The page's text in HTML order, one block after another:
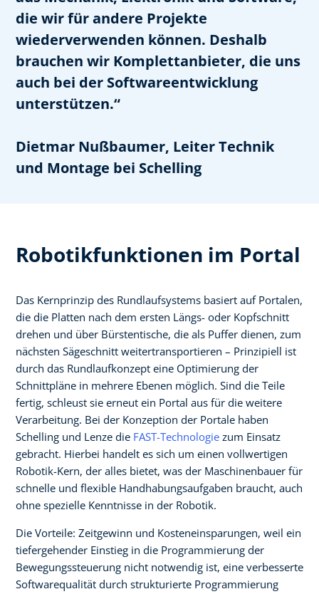
die wir für andere Projekte
wiederverwenden können. Deshalb
brauchen wir Komplettanbieter, die uns
auch bei der Softwareentwicklung
unterstützen.“
Dietmar Nußbaumer, Leiter Technik
und Montage bei Schelling
Robotikfunktionen im Portal
Das Kernprinzip des Rundlaufsystems basiert auf Portalen,
die die Platten nach dem ersten Längs- oder Kopfschnitt
drehen und über Bürstentische, die als Puffer dienen, zum
nächsten Sägeschnitt weitertransportieren – Prinzipiell ist
durch das Rundlaufkonzept eine Optimierung der
Schnittpläne in mehrere Ebenen möglich. Sind die Teile
fertig, schleust sie erneut ein Portal aus für die weitere
Verarbeitung. Bei der Konzeption der Portale haben
Schelling und Lenze die FAST-Technologie zum Einsatz
gebracht. Hierbei handelt es sich um einen vollwertigen
Robotik-Kern, der alles bietet, was der Maschinenbauer für
schnelle und flexible Handhabungsaufgaben braucht, auch
ohne spezielle Kenntnisse in der Robotik.
Die Vorteile: Zeitgewinn und Kosteneinsparungen, weil ein
tiefergehender Einstieg in die Programmierung der
Bewegungssteuerung nicht notwendig ist, eine verbesserte
Softwarequalität durch strukturierte Programmierung